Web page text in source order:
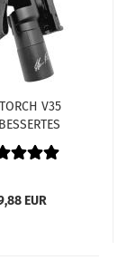
V35
LAMPEN
360 GRAD
MOLLE
EUR